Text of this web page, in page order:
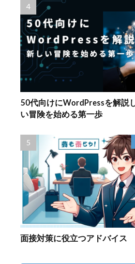
50代向けにWordPressを解説
い冒険を始める第一歩
面接対策に役立つアドバイス